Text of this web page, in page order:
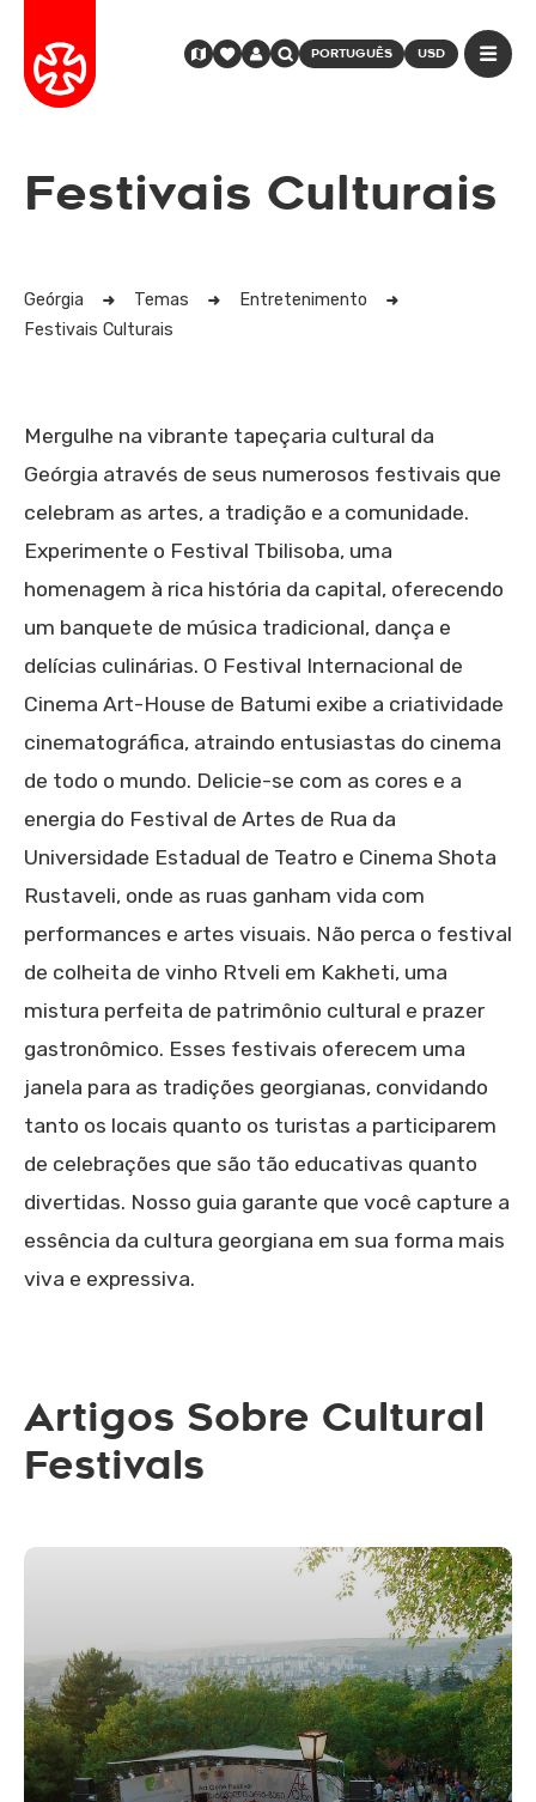
PORTUGUÊS USD
Festivais Culturais
Geórgia Temas
Entretenimento
Festivais Culturais
Mergulhe na vibrante tapeçaria cultural da
Geórgia através de seus numerosos festivais que
celebram as artes, a tradição e a comunidade.
Experimente o Festival Tbilisoba, uma
homenagem à rica história da capital, oferecendo
um banquete de música tradicional, dança e
delícias culinárias. O Festival Internacional de
Cinema Art-House de Batumi exibe a criatividade
cinematográfica, atraindo entusiastas do cinema
de todo o mundo. Delicie-se com as cores e a
energia do Festival de Artes de Rua da
Universidade Estadual de Teatro e Cinema Shota
Rustaveli, onde as ruas ganham vida com
performances e artes visuais. Não perca o festival
de colheita de vinho Rtveli em Kakheti, uma
mistura perfeita de patrimônio cultural e prazer
gastronômico. Esses festivais oferecem uma
janela para as tradições georgianas, convidando
tanto os locais quanto os turistas a participarem
de celebrações que são tão educativas quanto
divertidas. Nosso guia garante que você capture a
essência da cultura georgiana em sua forma mais
viva e expressiva.
Artigos Sobre Cultural
Festivals